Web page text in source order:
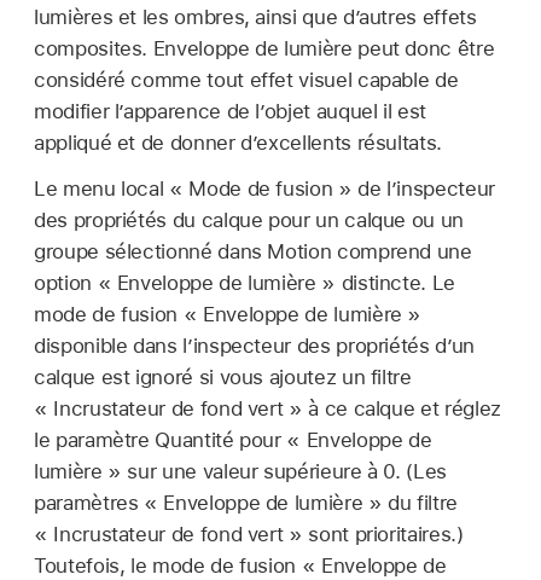
lumières et les ombres, ainsi que d’autres effets
composites. Enveloppe de lumière peut donc être
considéré comme tout effet visuel capable de
modifier l’apparence de l’objet auquel il est
appliqué et de donner d’excellents résultats.
Le menu local « Mode de fusion » de l’inspecteur
des propriétés du calque pour un calque ou un
groupe sélectionné dans Motion comprend une
option « Enveloppe de lumière » distincte. Le
mode de fusion « Enveloppe de lumière »
disponible dans l’inspecteur des propriétés d’un
calque est ignoré si vous ajoutez un filtre
« Incrustateur de fond vert » à ce calque et réglez
le paramètre Quantité pour « Enveloppe de
lumière » sur une valeur supérieure à 0. (Les
paramètres « Enveloppe de lumière » du filtre
« Incrustateur de fond vert » sont prioritaires.)
Toutefois, le mode de fusion « Enveloppe de